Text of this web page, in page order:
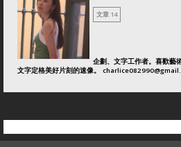
文章 14
企劃、文字工作者。喜歡藝
文字定格美好片刻的速像。